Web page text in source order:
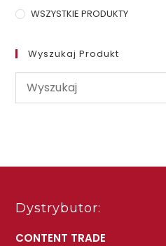
WSZYSTKIE PRODUKTY
Wyszukaj Produkt
Dystrybutor:
CONTENT TRADE